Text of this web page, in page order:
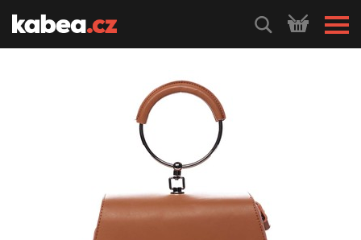
HLEDEJ